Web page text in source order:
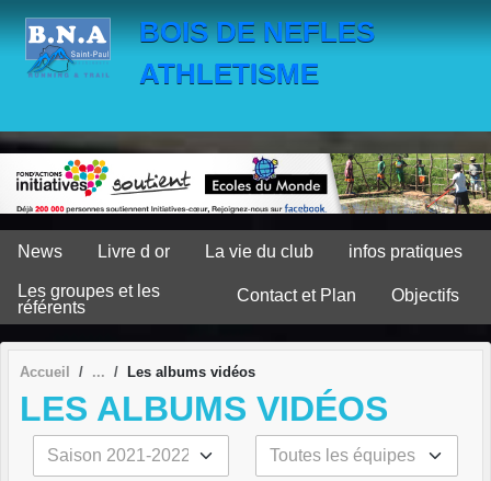
BOIS DE NEFLES
ATHLETISME
News Livre d or La vie du club infos pratiques
Les groupes et les
référents
Contact et Plan Objectifs
Accueil Les albums vidéos
LES ALBUMS VIDÉOS